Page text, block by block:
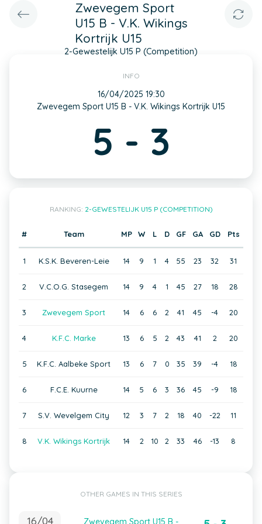
Zwevegem Sport
U15 B - V.K. Wikings
Kortrijk U15
2-Gewestelijk U15 P (Competition)
INFO
16/04/2025 19:30
Zwevegem Sport U15 B - V.K. Wikings Kortrijk U15
5 - 3
RANKING: 2-GEWESTELIJK U15 P (COMPETITION)
# Team MP W L D GF GA GD Pts
1 K.S.K. Beveren-Leie 14 9 1 4 55 23 32 31
2 V.C.O.G. Stasegem 14 9 4 1 45 27 18 28
3 Zwevegem Sport 14 6 6 2 41 45 -4 20
4 K.F.C. Marke 13 6 5 2 43 41 2 20
5 K.F.C. Aalbeke Sport 13 6 7 0 35 39 -4 18
6 F.C.E. Kuurne 14 5 6 3 36 45 -9 18
7 S.V. Wevelgem City 12 3 7 2 18 40 -22 11
8 V.K. Wikings Kortrijk 14 2 10 2 33 46 -13 8
OTHER GAMES IN THIS SERIES
16/04 Zwevegem Sport U15 B -